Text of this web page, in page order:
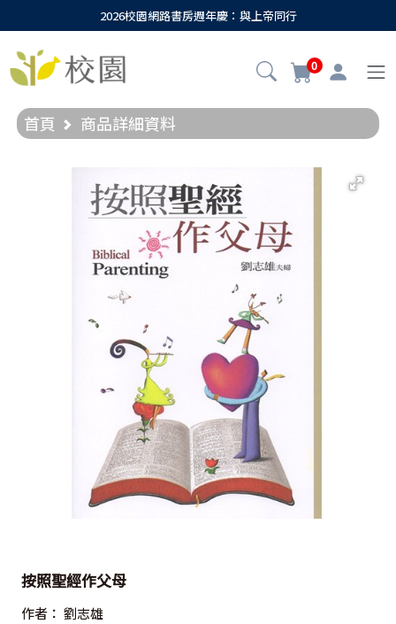
2026校園網路書房週年慶：與上帝同行
0
首頁 商品詳細資料
按照聖經作父母
作者： 劉志雄